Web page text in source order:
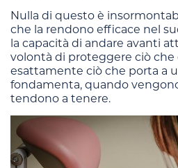
Nulla di questo è
che la rendono efficace nel
la capacità di andare avanti
volontà di proteggere ciò
esattamente ciò che porta a
fondamenta, quando
tendono a tenere.